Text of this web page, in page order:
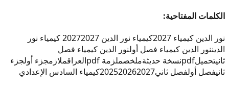
الكلمات المفتاحية:
نور الدين كيمياء 2027
كيمياء نور الدين 2027
2027 كيمياء نور
الديننور الدين كيمياء فصل أولنور الدين كيمياء فصل
ثانيتحميلpdfنسخة حديثةملخصملزمة pdf العراقملازمجزء أولجزء
ثانيفصل أولفصل ثاني 202520262027 كيمياء السادس الإعدادي